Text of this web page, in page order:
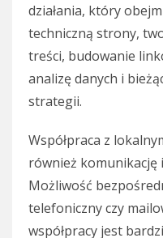
działania, który
techniczną strony,
treści, budowanie
analizę danych i
strategii.
Współpraca z
również komunikację
Możliwość
telefoniczny czy
współpracy jest